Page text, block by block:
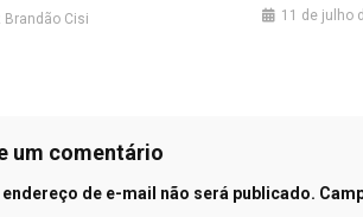
Brandão Cisi
11 de julho
um comentário
endereço de e-mail não será publicado.